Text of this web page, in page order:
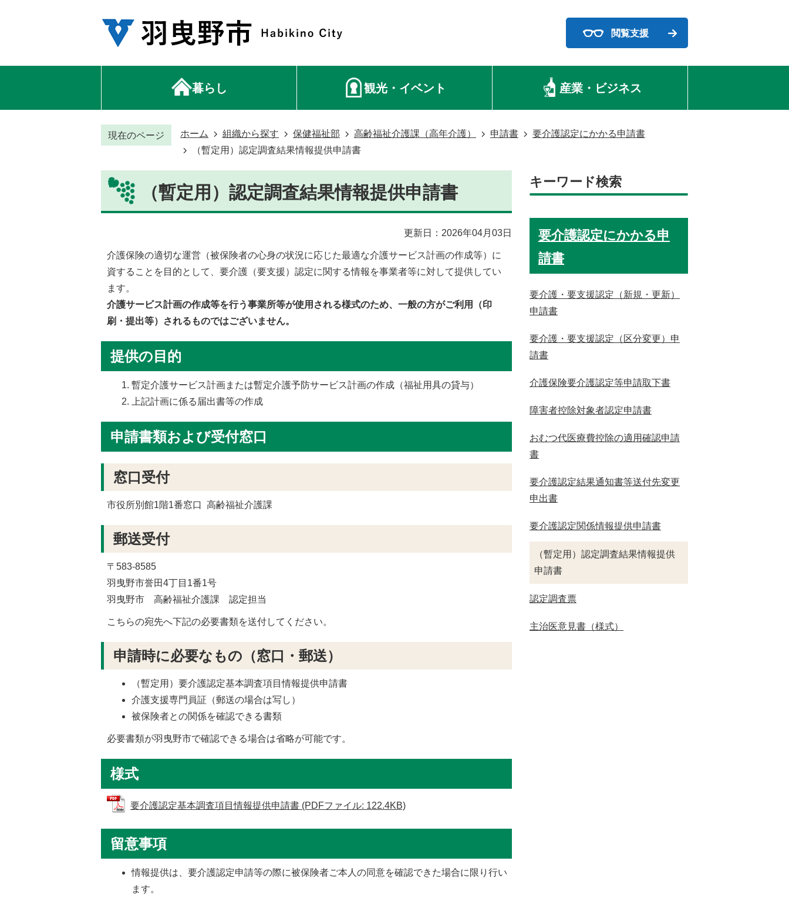
閲覧支援
暮らし 観光・イベント 産業・ビジネス
現在のページ ホーム 組織から探す 保健福祉部 高齢福祉介護課（高年介護） 申請書
要介護認定にかかる申請書
（暫定用）認定調査結果情報提供申請書
（暫定用）認定調査結果情報提供申請書
更新日：2026年04月03日
介護保険の適切な運営（被保険者の心身の状況に応じた最適な介護サービス計画の作成等）に
資することを目的として、要介護（要支援）認定に関する情報を事業者等に対して提供してい
ます。
介護サービス計画の作成等を行う事業所等が使用される様式のため、一般の方がご利用（印
刷・提出等）されるものではございません。
提供の目的
暫定介護サービス計画または暫定介護予防サービス計画の作成（福祉用具の貸与）
上記計画に係る届出書等の作成
申請書類および受付窓口
窓口受付
市役所別館1階1番窓口 高齢福祉介護課
郵送受付
〒583-8585
羽曳野市誉田4丁目1番1号
羽曳野市 高齢福祉介護課 認定担当
こちらの宛先へ下記の必要書類を送付してください。
申請時に必要なもの（窓口・郵送）
（暫定用）要介護認定基本調査項目情報提供申請書
介護支援専門員証（郵送の場合は写し）
被保険者との関係を確認できる書類
必要書類が羽曳野市で確認できる場合は省略が可能です。
様式
要介護認定基本調査項目情報提供申請書 (PDFファイル: 122.4KB)
留意事項
情報提供は、要介護認定申請等の際に被保険者ご本人の同意を確認できた場合に限り行い
ます。
キーワード検索
要介護認定にかかる申
請書
要介護・要支援認定（新規・更新）
申請書
要介護・要支援認定（区分変更）申
請書
介護保険要介護認定等申請取下書
障害者控除対象者認定申請書
おむつ代医療費控除の適用確認申請
書
要介護認定結果通知書等送付先変更
申出書
要介護認定関係情報提供申請書
（暫定用）認定調査結果情報提供
申請書
認定調査票
主治医意見書（様式）